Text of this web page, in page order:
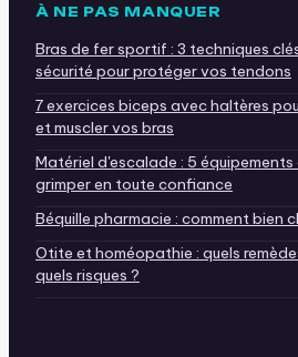
À NE PAS MANQUER
Bras de fer sportif : 3 techniques
sécurité pour protéger vos tendons
7 exercices biceps avec haltères
et muscler vos bras
Matériel d'escalade : 5
grimper en toute confiance
Béquille pharmacie : comment bien
Otite et homéopathie : quels
quels risques ?